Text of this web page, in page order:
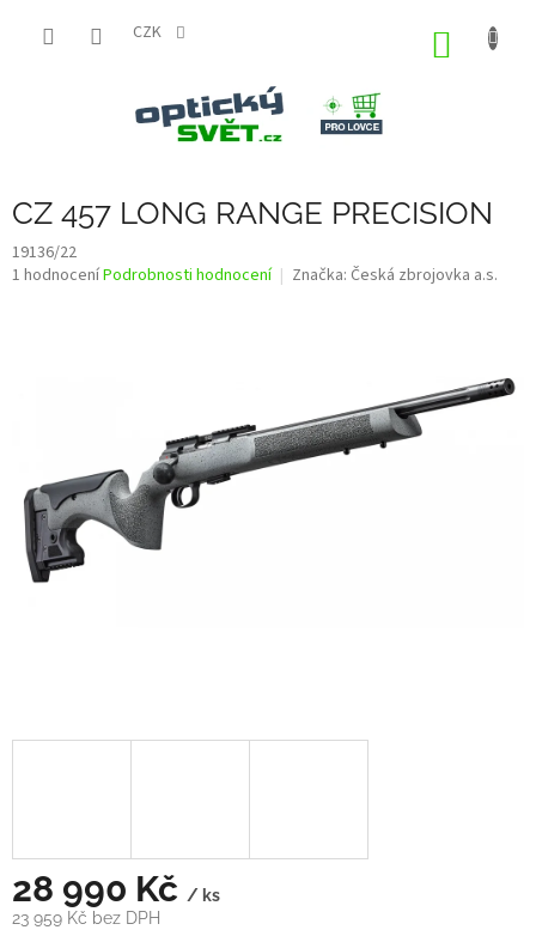
CZK
CZ 457 LONG RANGE PRECISION
19136/22
Průměrné
1 hodnoceníPodrobnosti hodnocení Značka: Česká zbrojovka a.s.
28 990 Kč / ks
23 959 Kč bez DPH